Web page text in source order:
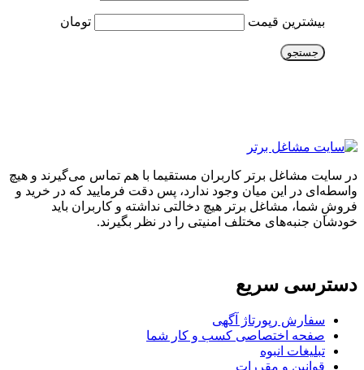
بیشترین قیمت تومان
جستجو
در سایت مشاغل برتر کاربران مستقیما با هم تماس می‌گیرند و هیچ
واسطه‌ای در این میان وجود ندارد، پس دقت فرمایید که در خرید و
فروشِ شما، مشاغل برتر هیچ دخالتی نداشته و کاربران باید
خودشان جنبه‌های مختلف امنیتی را در نظر بگیرند.
دسترسی سریع
سفارش رپورتاژ آگهی
صفحه اختصاصی کسب و کار شما
تبلیغات انبوه
قوانین و مقررات